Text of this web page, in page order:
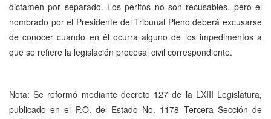
dictamen por separado. Los peritos no son recusables, pero el
nombrado por el Presidente del Tribunal Pleno deberá excusarse
de conocer cuando en él ocurra alguno de los impedimentos a
que se refiere la legislación procesal civil correspondiente.
Nota: Se reformó mediante decreto 127 de la LXIII Legislatura,
publicado en el P.O. del Estado No. 1178 Tercera Sección de